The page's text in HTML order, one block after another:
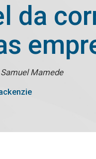
da
Mamede